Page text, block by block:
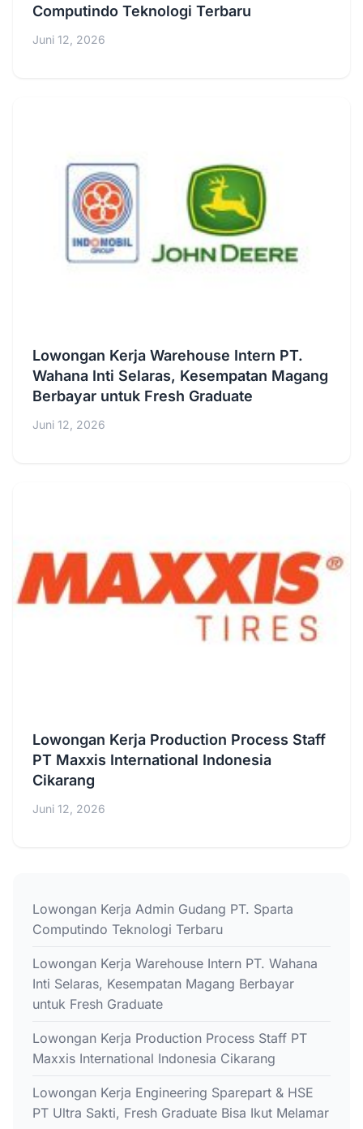
Computindo Teknologi Terbaru
Juni 12, 2026
Lowongan Kerja Warehouse Intern PT.
Wahana Inti Selaras, Kesempatan Magang
Berbayar untuk Fresh Graduate
Juni 12, 2026
Lowongan Kerja Production Process Staff
PT Maxxis International Indonesia
Cikarang
Juni 12, 2026
Lowongan Kerja Admin Gudang PT. Sparta
Computindo Teknologi Terbaru
Lowongan Kerja Warehouse Intern PT. Wahana
Inti Selaras, Kesempatan Magang Berbayar
untuk Fresh Graduate
Lowongan Kerja Production Process Staff PT
Maxxis International Indonesia Cikarang
Lowongan Kerja Engineering Sparepart & HSE
PT Ultra Sakti, Fresh Graduate Bisa Ikut Melamar